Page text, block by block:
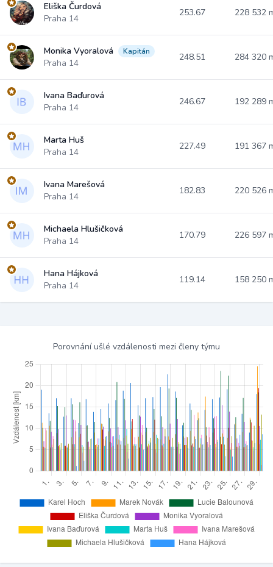
Eliška Čurdová
Praha 14
253.67 228 532
Monika Vyoralová Kapitán
Praha 14
248.51 284 320
Ivana Baďurová
Praha 14
246.67 192 289
Marta Huš
Praha 14
227.49 191 367
Ivana Marešová
Praha 14
182.83 220 526
Michaela Hlušičková
Praha 14
170.79 226 597
Hana Hájková
Praha 14
119.14 158 250
Porovnání ušlé vzdálenosti mezi členy týmu